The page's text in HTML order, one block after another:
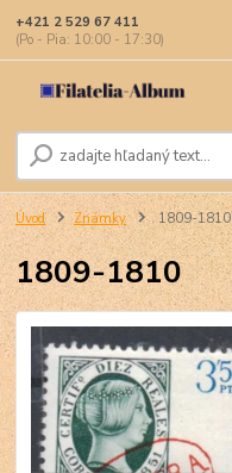
+421 2 529 67 411
(Po - Pia: 10:00 - 17:30)
Úvod Známky 1809-1810
1809-1810